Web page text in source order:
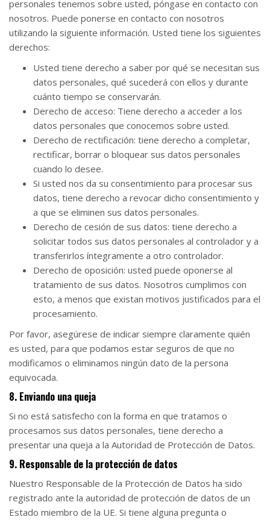
personales tenemos sobre usted, póngase en contacto con
nosotros. Puede ponerse en contacto con nosotros
utilizando la siguiente información. Usted tiene los siguientes
derechos:
Usted tiene derecho a saber por qué se necesitan sus
datos personales, qué sucederá con ellos y durante
cuánto tiempo se conservarán.
Derecho de acceso: Tiene derecho a acceder a los
datos personales que conocemos sobre usted.
Derecho de rectificación: tiene derecho a completar,
rectificar, borrar o bloquear sus datos personales
cuando lo desee.
Si usted nos da su consentimiento para procesar sus
datos, tiene derecho a revocar dicho consentimiento y
a que se eliminen sus datos personales.
Derecho de cesión de sus datos: tiene derecho a
solicitar todos sus datos personales al controlador y a
transferirlos íntegramente a otro controlador.
Derecho de oposición: usted puede oponerse al
tratamiento de sus datos. Nosotros cumplimos con
esto, a menos que existan motivos justificados para el
procesamiento.
Por favor, asegúrese de indicar siempre claramente quién
es usted, para que podamos estar seguros de que no
modificamos o eliminamos ningún dato de la persona
equivocada.
8. Enviando una queja
Si no está satisfecho con la forma en que tratamos o
procesamos sus datos personales, tiene derecho a
presentar una queja a la Autoridad de Protección de Datos.
9. Responsable de la protección de datos
Nuestro Responsable de la Protección de Datos ha sido
registrado ante la autoridad de protección de datos de un
Estado miembro de la UE. Si tiene alguna pregunta o